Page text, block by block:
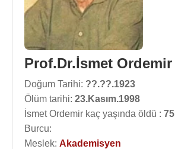
Prof.Dr.İsmet Ordemir
Doğum Tarihi: ??.??.1923
Ölüm tarihi: 23.Kasım.1998
İsmet Ordemir kaç yaşında öldü : 75
Burcu:
Meslek: Akademisyen